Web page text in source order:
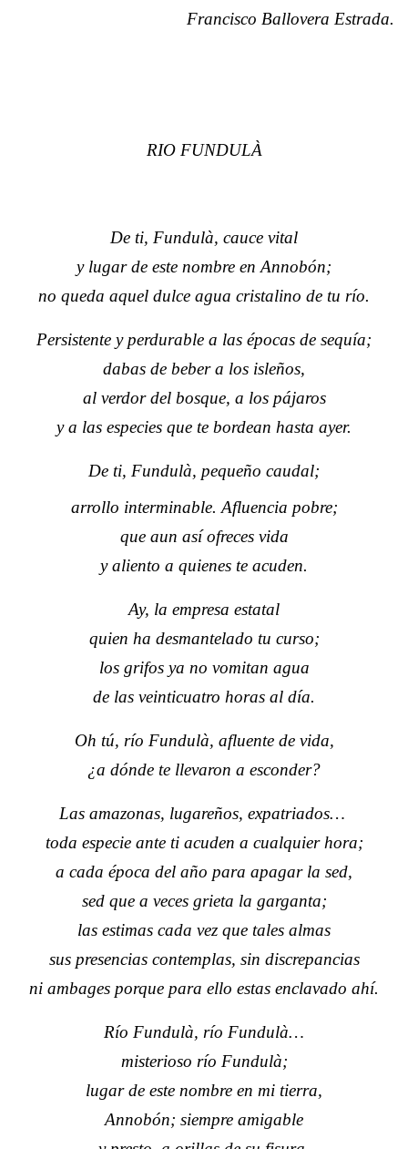
Francisco Ballovera Estrada.
RIO FUNDULÀ
De ti, Fundulà, cauce vital
y lugar de este nombre en Annobón;
no queda aquel dulce agua cristalino de tu río.
Persistente y perdurable a las épocas de sequía;
dabas de beber a los isleños,
al verdor del bosque, a los pájaros
y a las especies que te bordean hasta ayer.
De ti, Fundulà, pequeño caudal;
arrollo interminable. Afluencia pobre;
que aun así ofreces vida
y aliento a quienes te acuden.
Ay, la empresa estatal
quien ha desmantelado tu curso;
los grifos ya no vomitan agua
de las veinticuatro horas al día.
Oh tú, río Fundulà, afluente de vida,
¿a dónde te llevaron a esconder?
Las amazonas, lugareños, expatriados…
toda especie ante ti acuden a cualquier hora;
a cada época del año para apagar la sed,
sed que a veces grieta la garganta;
las estimas cada vez que tales almas
sus presencias contemplas, sin discrepancias
ni ambages porque para ello estas enclavado ahí.
Río Fundulà, río Fundulà…
misterioso río Fundulà;
lugar de este nombre en mi tierra,
Annobón; siempre amigable